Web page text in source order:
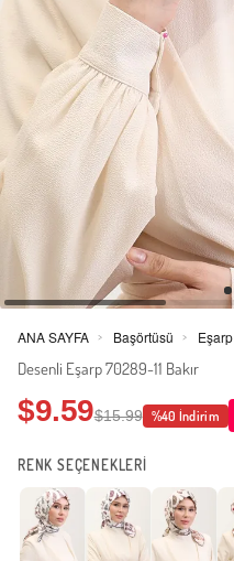
ANA SAYFA > Başörtüsü > Eşarp
Desenli Eşarp 70289-11 Bakır
$9.59$15.99 %40 İndirim
RENK SEÇENEKLERİ